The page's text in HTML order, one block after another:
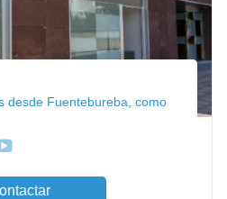
desde Fuentebureba, como